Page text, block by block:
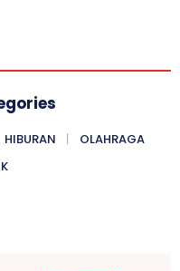
HIBURAN
OLAHRAGA